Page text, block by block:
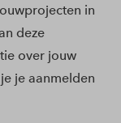
in
deze
over jouw
je aanmelden